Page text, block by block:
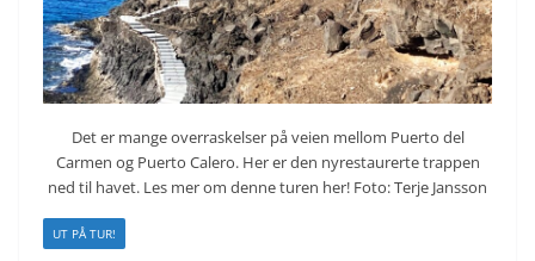
Det er mange overraskelser på veien mellom Puerto del
Carmen og Puerto Calero. Her er den nyrestaurerte trappen
ned til havet. Les mer om denne turen her! Foto: Terje Jansson
UT PÅ TUR!